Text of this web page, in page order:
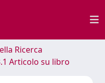
Ricerca
Articolo su libro